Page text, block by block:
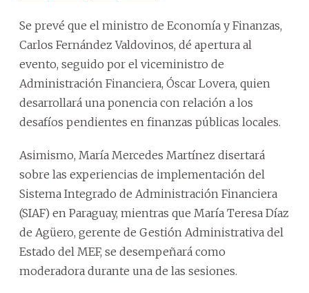
Se prevé que el ministro de Economía y Finanzas,
Carlos Fernández Valdovinos, dé apertura al
evento, seguido por el viceministro de
Administración Financiera, Óscar Lovera, quien
desarrollará una ponencia con relación a los
desafíos pendientes en finanzas públicas locales.
Asimismo, María Mercedes Martínez disertará
sobre las experiencias de implementación del
Sistema Integrado de Administración Financiera
(SIAF) en Paraguay, mientras que María Teresa Díaz
de Agüero, gerente de Gestión Administrativa del
Estado del MEF, se desempeñará como
moderadora durante una de las sesiones.